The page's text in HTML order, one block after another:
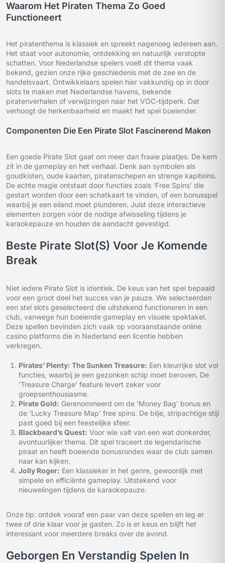
Waarom Het Piraten Thema Zo Goed
Functioneert
Het piratenthema is klassiek en spreekt nagenoeg iedereen aan.
Het staat voor autonomie, ontdekking en natuurlijk verstopte
schatten. Voor Nederlandse spelers voelt dit thema vaak
bekend, gezien onze rijke geschiedenis met de zee en de
handelsvaart. Ontwikkelaars spelen hier vakkundig op in door
slots te maken met Nederlandse havens, bekende
piratenverhalen of verwijzingen naar het VOC-tijdperk. Dat
verhoogt de herkenbaarheid en maakt het spel boeiender.
Componenten Die Een Pirate Slot Fascinerend Maken
Een goede Pirate Slot gaat om meer dan fraaie plaatjes. De kern
zit in de gameplay en het verhaal. Denk aan symbolen als
goudkisten, oude kaarten, piratenschepen en strenge kapiteins.
De echte magie ontstaat door functies zoals ‘Free Spins’ die
gestart worden door een schatkaart te vinden, of een bonusspel
waarbij je een eiland moet plunderen. Juist deze interactieve
elementen zorgen voor de nodige afwisseling tijdens je
karaokepauze en houden de aandacht gevestigd.
Beste Pirate Slot(s) Voor Je Komende
Break
Niet iedere Pirate Slot is identiek. De keus van het spel bepaald
voor een groot deel het succes van je pauze. We selecteerden
een stel slots geselecteerd die uitstekend functioneren in een
club, vanwege hun boeiende gameplay en visuele spektakel.
Deze spellen bevinden zich vaak op vooraanstaande online
casino platforms die in Nederland een licentie hebben
verkregen.
Pirates’ Plenty: The Sunken Treasure: Een kleurrijke slot vol
functies, waarbij je een gezonken schip moet beroven. De
‘Treasure Charge’ feature levert zeker voor
groepsenthousiasme.
Pirate Gold: Gerenommeerd om de ‘Money Bag’ bonus en
de ‘Lucky Treasure Map’ free spins. De blije, stripachtige stijl
past goed bij een feestelijke sfeer.
Blackbeard’s Quest: Voor wie valt van een wat donkerder,
avontuurlijker thema. Dit spel traceert de legendarische
piraat en heeft boeiende bonusrondes waar de club samen
naar kan kijken.
Jolly Roger: Een klassieker in het genre, gewoonlijk met
simpele en efficiënte gameplay. Uitstekend voor
nieuwelingen tijdens de karaokepauze.
Onze tip: ontdek vooraf een paar van deze spellen en leg er
twee of drie klaar voor je gasten. Zo is er keus en blijft het
interessant voor meerdere breaks over de avond.
Geborgen En Verstandig Spelen In